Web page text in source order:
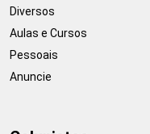
Diversos
Aulas e Cursos
Pessoais
Anuncie